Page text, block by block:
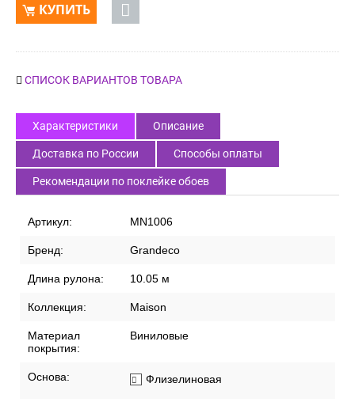
КУПИТЬ
СПИСОК ВАРИАНТОВ ТОВАРА
Характеристики Описание
Доставка по России Способы оплаты
Рекомендации по поклейке обоев
Артикул: MN1006
Бренд: Grandeco
Длина рулона: 10.05 м
Коллекция: Maison
Материал
покрытия:
Виниловые
Основа: Флизелиновая